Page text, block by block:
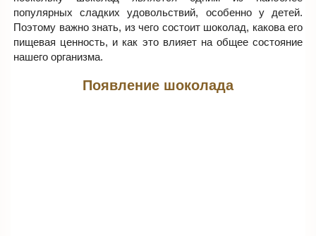
популярных сладких удовольствий, особенно у детей.
Поэтому важно знать, из чего состоит шоколад, какова его
пищевая ценность, и как это влияет на общее состояние
нашего организма.
Появление шоколада